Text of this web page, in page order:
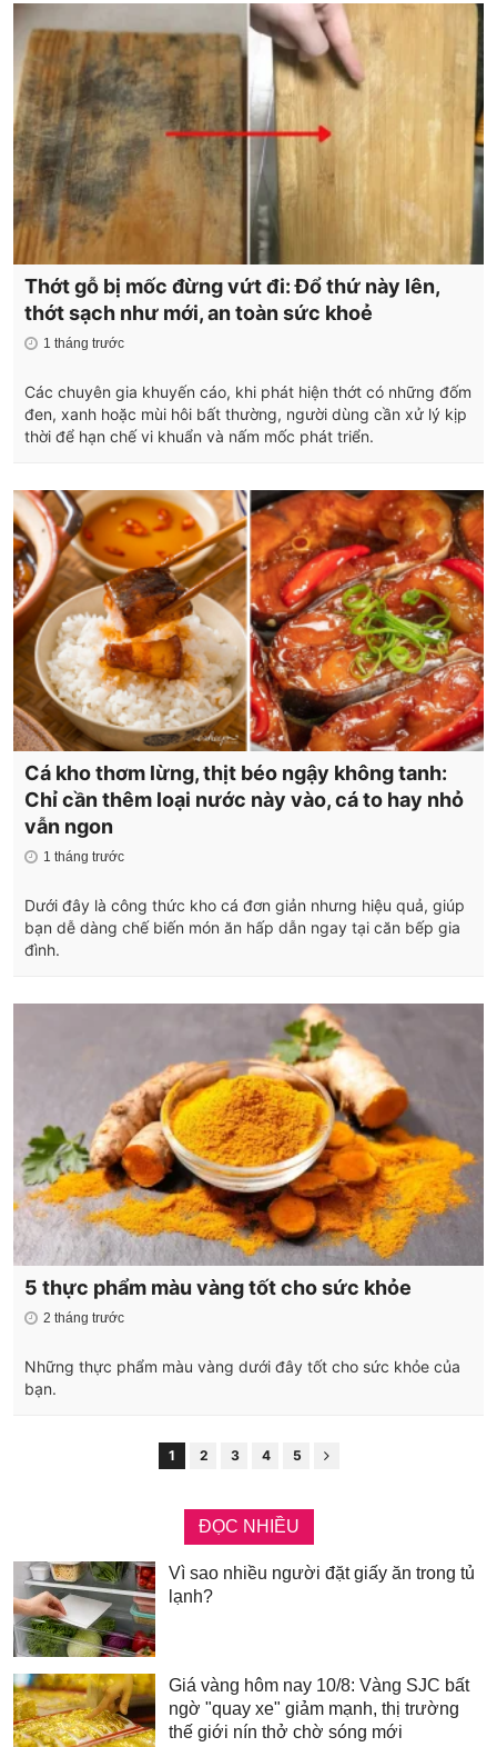
Thớt gỗ bị mốc đừng vứt đi: Đổ thứ này lên,
thớt sạch như mới, an toàn sức khoẻ
1 tháng trước
Các chuyên gia khuyến cáo, khi phát hiện thớt có những đốm
đen, xanh hoặc mùi hôi bất thường, người dùng cần xử lý kịp
thời để hạn chế vi khuẩn và nấm mốc phát triển.
Cá kho thơm lừng, thịt béo ngậy không tanh:
Chỉ cần thêm loại nước này vào, cá to hay nhỏ
vẫn ngon
1 tháng trước
Dưới đây là công thức kho cá đơn giản nhưng hiệu quả, giúp
bạn dễ dàng chế biến món ăn hấp dẫn ngay tại căn bếp gia
đình.
5 thực phẩm màu vàng tốt cho sức khỏe
2 tháng trước
Những thực phẩm màu vàng dưới đây tốt cho sức khỏe của
bạn.
1 2 3 4 5
ĐỌC NHIỀU
Vì sao nhiều người đặt giấy ăn trong tủ
lạnh?
Giá vàng hôm nay 10/8: Vàng SJC bất
ngờ "quay xe" giảm mạnh, thị trường
thế giới nín thở chờ sóng mới